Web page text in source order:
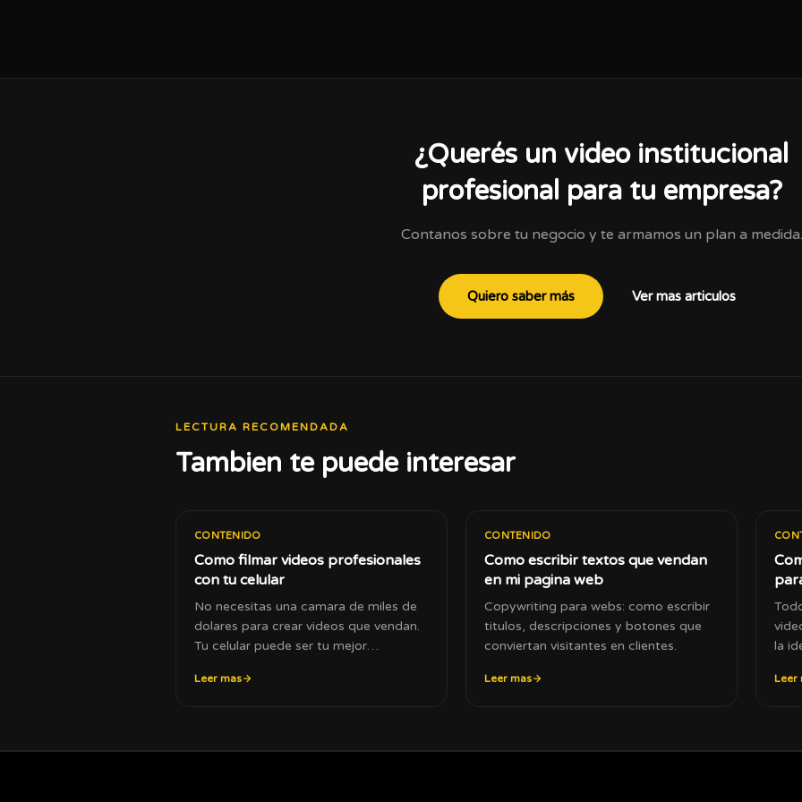
¿Querés un video institucional
profesional para tu empresa?
Contanos sobre tu negocio y te armamos un plan a medida.
Quiero saber más Ver mas articulos
LECTURA RECOMENDADA
Tambien te puede interesar
CONTENIDO
Como filmar videos profesionales
con tu celular
No necesitas una camara de miles de
dolares para crear videos que vendan.
Tu celular puede ser tu mejor
Leer mas
CONTENIDO
Como escribir textos que vendan
en mi pagina web
Copywriting para webs: como escribir
titulos, descripciones y botones que
conviertan visitantes en clientes.
Leer mas
la
Leer